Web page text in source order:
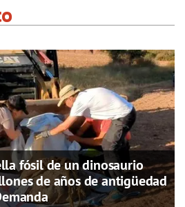
fósil de un dinosaurio
de años de antigüedad